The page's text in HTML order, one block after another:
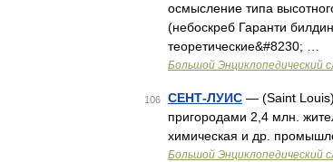
осмысление типа
(небоскреб Гаранти
теоретические&#8230; …
Большой Энциклопедический
106 СЕНТ-ЛУИС — (Saint
пригородами 2,4 млн.
химическая и др.
Большой Энциклопедический